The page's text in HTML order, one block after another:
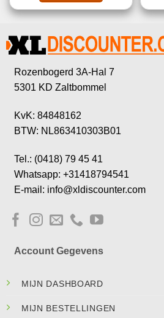
Rozenbogerd 3A-Hal 7
5301 KD Zaltbommel
KvK: 84848162
BTW: NL863410303B01
Tel.: (0418) 79 45 41
Whatsapp: +31418794541
E-mail: info@xldiscounter.com
Account Gegevens
MIJN DASHBOARD
MIJN BESTELLINGEN